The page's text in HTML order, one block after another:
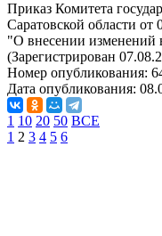
Приказ Комитета
Саратовской области
"О внесении изменений
(Зарегистрирован
Номер опубликования:
Дата опубликования:
1 10 20 50 ВСЕ
1 2 3 4 5 6